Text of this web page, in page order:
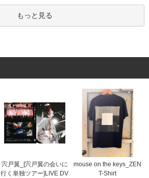
もっと見る
宍戸翼_[宍戸翼の会いに
行く単独ツアー]LIVE DV
mouse on the keys_ZEN
T-Shirt